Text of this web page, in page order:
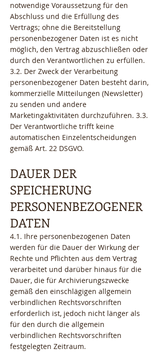
notwendige Voraussetzung für den
Abschluss und die Erfüllung des
Vertrags; ohne die Bereitstellung
personenbezogener Daten ist es nicht
möglich, den Vertrag abzuschließen oder
durch den Verantwortlichen zu erfüllen.
3.2. Der Zweck der Verarbeitung
personenbezogener Daten besteht darin,
kommerzielle Mitteilungen (Newsletter)
zu senden und andere
Marketingaktivitäten durchzuführen. 3.3.
Der Verantwortliche trifft keine
automatischen Einzelentscheidungen
gemäß Art. 22 DSGVO.
DAUER DER
SPEICHERUNG
PERSONENBEZOGENER
DATEN
4.1. Ihre personenbezogenen Daten
werden für die Dauer der Wirkung der
Rechte und Pflichten aus dem Vertrag
verarbeitet und darüber hinaus für die
Dauer, die für Archivierungszwecke
gemäß den einschlägigen allgemein
verbindlichen Rechtsvorschriften
erforderlich ist, jedoch nicht länger als
für den durch die allgemein
verbindlichen Rechtsvorschriften
festgelegten Zeitraum.